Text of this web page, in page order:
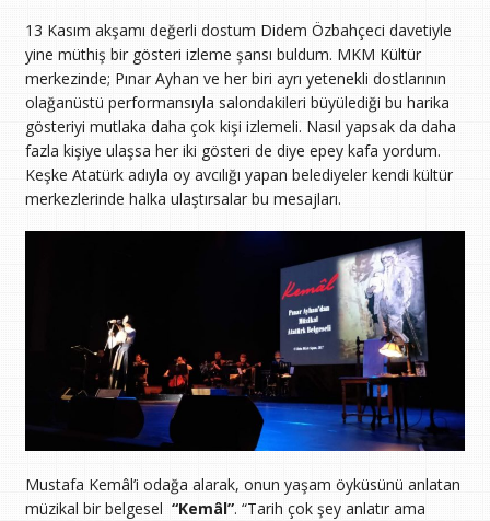
13 Kasım akşamı değerli dostum Didem Özbahçeci davetiyle
yine müthiş bir gösteri izleme şansı buldum. MKM Kültür
merkezinde; Pınar Ayhan ve her biri ayrı yetenekli dostlarının
olağanüstü performansıyla salondakileri büyülediği bu harika
gösteriyi mutlaka daha çok kişi izlemeli. Nasıl yapsak da daha
fazla kişiye ulaşsa her iki gösteri de diye epey kafa yordum.
Keşke Atatürk adıyla oy avcılığı yapan belediyeler kendi kültür
merkezlerinde halka ulaştırsalar bu mesajları.
Mustafa Kemâl’i odağa alarak, onun yaşam öyküsünü anlatan
müzikal bir belgesel “Kemâl”. “Tarih çok şey anlatır ama